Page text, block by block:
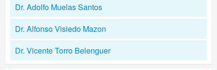
Dr. Adolfo Muelas Santos
Dr. Alfonso Visiedo Mazon
Dr. Vicente Torro Belenguer